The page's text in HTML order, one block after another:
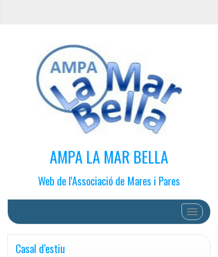
AMPA LA MAR BELLA
Web de l'Associació de Mares i Pares
Cambiar
Casal d’estiu